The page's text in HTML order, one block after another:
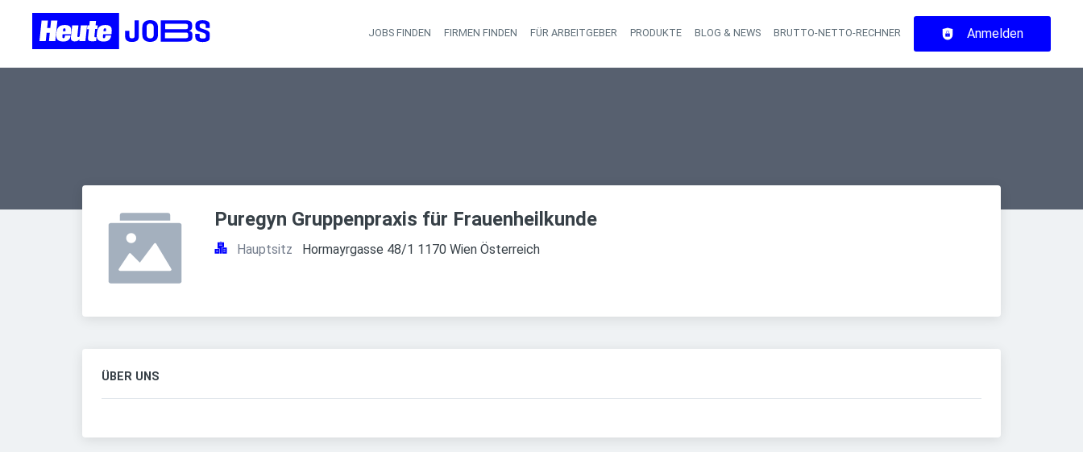
Haupt-Navigation
JOBS FINDEN FIRMEN FINDEN FÜR ARBEITGEBER PRODUKTE BLOG & NEWS BRUTTO-NETTO-RECHNER Anmelden
Puregyn Gruppenpraxis für Frauenheilkunde
Hauptsitz Hormayrgasse 48/1 1170 Wien Österreich
ÜBER UNS